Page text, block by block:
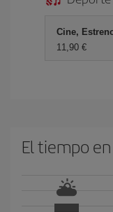
Cine,
11,90 €
El tiempo